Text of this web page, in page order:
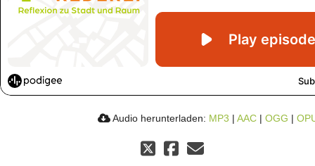
Audio herunterladen: MP3 | AAC | OGG |